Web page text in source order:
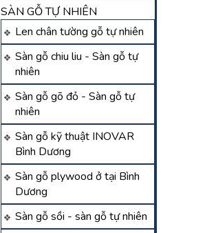
SÀN GỖ TỰ NHIÊN
Len chân tường gỗ tự nhiên
Sàn gỗ chiu liu - Sàn gỗ tự
nhiên
Sàn gỗ gõ đỏ - Sàn gỗ tự
nhiên
Sàn gỗ kỹ thuật INOVAR
Bình Dương
Sàn gỗ plywood ở tại Bình
Dương
Sàn gỗ sồi - sàn gỗ tự nhiên